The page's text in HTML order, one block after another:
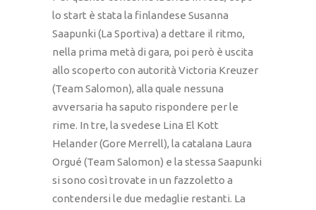
lo start è stata la finlandese Susanna
Saapunki (La Sportiva) a dettare il ritmo,
nella prima metà di gara, poi però è uscita
allo scoperto con autorità Victoria Kreuzer
(Team Salomon), alla quale nessuna
avversaria ha saputo rispondere per le
rime. In tre, la svedese Lina El Kott
Helander (Gore Merrell), la catalana Laura
Orgué (Team Salomon) e la stessa Saapunki
si sono così trovate in un fazzoletto a
contendersi le due medaglie restanti. La